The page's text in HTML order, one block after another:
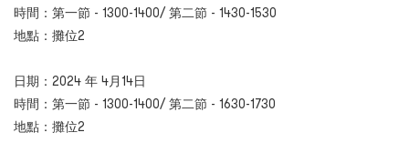
時間：第一節 - 1300-1400/ 第二節 - 1430-1530
地點： 攤位2
日期：2024 年 4月14日
時間：第一節 - 1300-1400/ 第二節 - 1630-1730
地點： 攤位2